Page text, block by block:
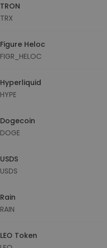
TRON
TRX
Figure Heloc
FIGR_HELOC
Hyperliquid
HYPE
Dogecoin
DOGE
USDS
USDS
Rain
RAIN
LEO Token